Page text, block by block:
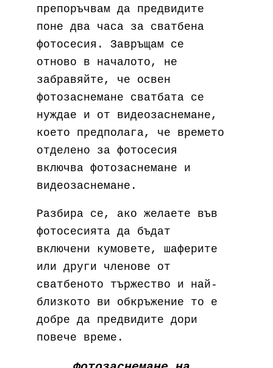
препоръчвам да предвидите
поне два часа за сватбена
фотосесия. Завръщам се
отново в началото, не
забравяйте, че освен
фотозаснемане сватбата се
нуждае и от видеозаснемане,
което предполага, че времето
отделено за фотосесия
включва фотозаснемане и
видеозаснемане.
Разбира се, ако желаете във
фотосесията да бъдат
включени кумовете, шаферите
или други членове от
сватбеното тържество и най-
близкото ви обкръжение то е
добре да предвидите дори
повече време.